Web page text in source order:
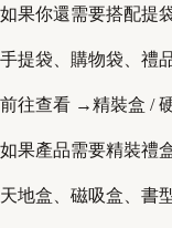
如果你還需要搭配提
手提袋、購物袋、禮
前往查看 →精裝盒 /
如果產品需要精裝禮
天地盒、磁吸盒、書